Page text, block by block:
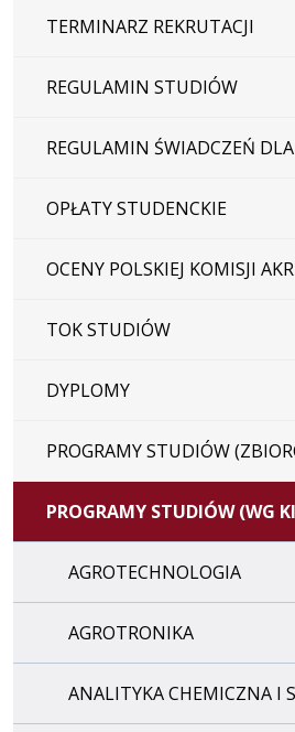
TERMINARZ REKRUTACJI
REGULAMIN STUDIÓW
REGULAMIN ŚWIADCZEŃ
OPŁATY STUDENCKIE
OCENY POLSKIEJ KOMISJI
TOK STUDIÓW
DYPLOMY
PROGRAMY STUDIÓW
PROGRAMY STUDIÓW (WG
AGROTECHNOLOGIA
AGROTRONIKA
ANALITYKA CHEMICZNA I